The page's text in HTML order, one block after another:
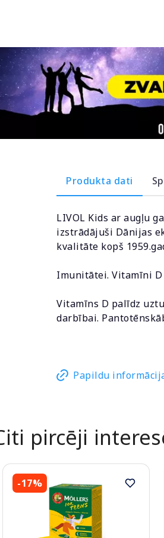
Produkta dati
LIVOL Kids ar augļu
izstrādājuši Dānijas
kvalitāte kopš
Imunitātei. Vitamīni
Vitamīns D palīdz
darbībai.
Papildu
pircēji
-17%